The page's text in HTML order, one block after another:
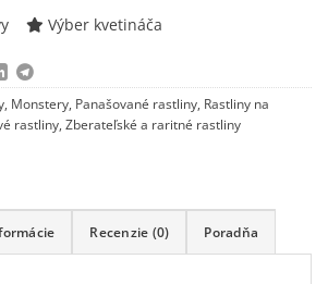
Výber kvetináča
, Monstery, Panašované rastliny, Rastliny na
rastliny, Zberateľské a raritné rastliny
Recenzie (0) Poradňa